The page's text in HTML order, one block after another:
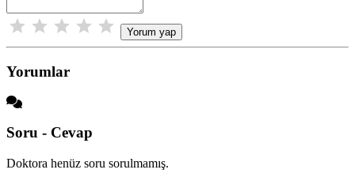
Yorum yap
Yorumlar
Soru - Cevap
Doktora henüz soru sorulmamış.